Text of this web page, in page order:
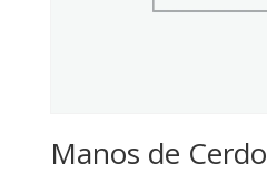
Manos de Cerdo